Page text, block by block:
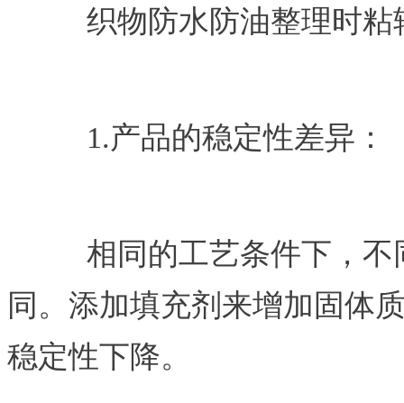
织物防水防油整理时
1.产品的稳定性差异：
相同的工艺条件下，
同。添加填充剂来增加固体
稳定性下降。